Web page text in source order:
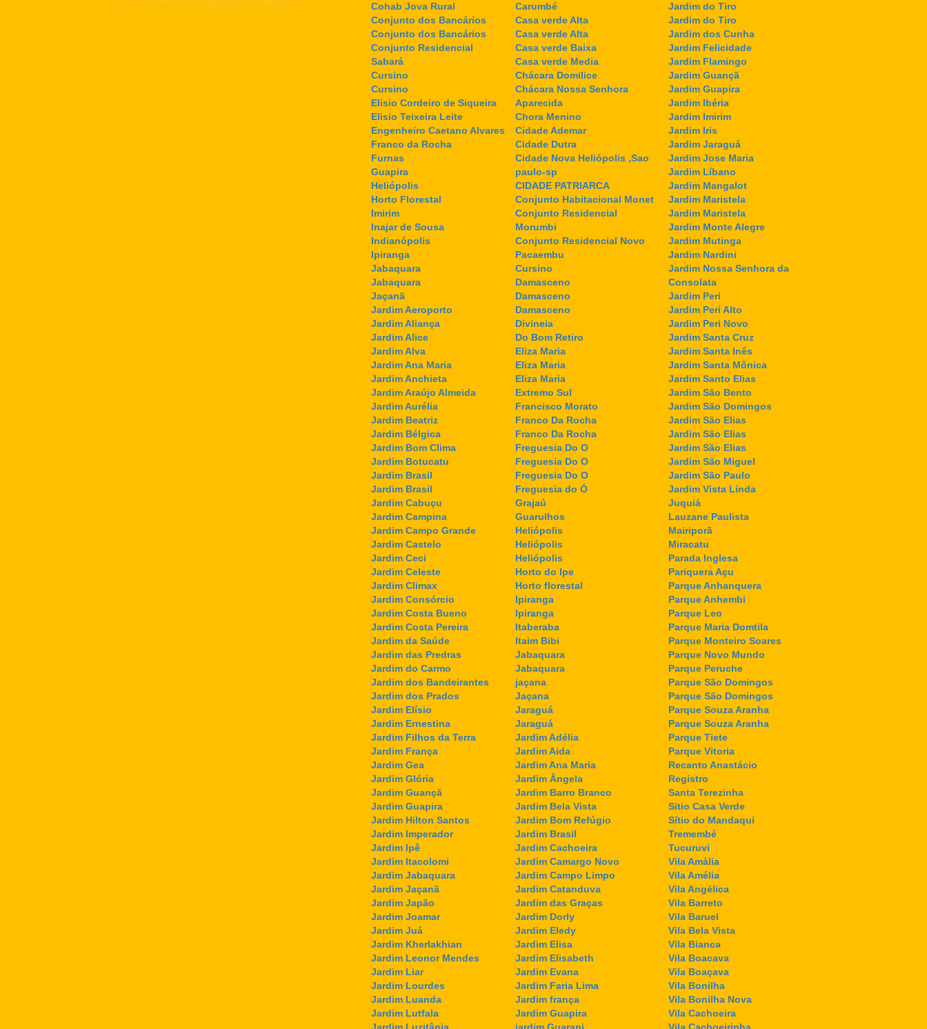
Cohab Jova Rural
Conjunto dos Bancários
Conjunto dos Bancários
Conjunto Residencial
Sabará
Cursino
Cursino
Elisio Cordeiro de Siqueira
Elisio Teixeira Leite
Engenheiro Caetano Alvares
Franco da Rocha
Furnas
Guapira
Heliópolis
Horto Florestal
Imirim
Inajar de Sousa
Indianópolis
Ipiranga
Jabaquara
Jabaquara
Jaçanã
Jardim Aeroporto
Jardim Aliança
Jardim Alice
Jardim Alva
Jardim Ana Maria
Jardim Anchieta
Jardim Araújo Almeida
Jardim Aurélia
Jardim Beatriz
Jardim Bélgica
Jardim Bom Clima
Jardim Botucatu
Jardim Brasil
Jardim Brasil
Jardim Cabuçu
Jardim Campina
Jardim Campo Grande
Jardim Castelo
Jardim Ceci
Jardim Celeste
Jardim Climax
Jardim Consórcio
Jardim Costa Bueno
Jardim Costa Pereira
Jardim da Saúde
Jardim das Predras
Jardim do Carmo
Jardim dos Bandeirantes
Jardim dos Prados
Jardim Elísio
Jardim Ernestina
Jardim Filhos da Terra
Jardim França
Jardim Gea
Jardim Glória
Jardim Guançã
Jardim Guapira
Jardim Hilton Santos
Jardim Imperador
Jardim Ipê
Jardim Itacolomi
Jardim Jabaquara
Jardim Jaçanã
Jardim Japão
Jardim Joamar
Jardim Juá
Jardim Kherlakhian
Jardim Leonor Mendes
Jardim Liar
Jardim Lourdes
Jardim Luanda
Jardim Lutfala
Carumbé
Casa verde Alta
Casa verde Alta
Casa verde Baixa
Casa verde Media
Chácara Domilice
Chácara Nossa Senhora
Aparecida
Chora Menino
Cidade Ademar
Cidade Dutra
Cidade Nova Heliópolis ,Sao
paulo-sp
CIDADE PATRIARCA
Conjunto Habitacional Monet
Conjunto Residencial
Morumbi
Conjunto Residencial Novo
Pacaembu
Cursino
Damasceno
Damasceno
Damasceno
Divineia
Do Bom Retiro
Eliza Maria
Eliza Maria
Eliza Maria
Extremo Sul
Francisco Morato
Franco Da Rocha
Franco Da Rocha
Freguesia Do O
Freguesia Do O
Freguesia Do O
Freguesia do Ó
Grajaú
Guarulhos
Heliópolis
Heliópolis
Heliópolis
Horto do Ipe
Horto florestal
Ipiranga
Ipiranga
Itaberaba
Itaim Bibi
Jabaquara
Jabaquara
jaçana
Jaçana
Jaraguá
Jaraguá
Jardim Adélia
Jardim Aida
Jardim Ana Maria
Jardim Ângela
Jardim Barro Branco
Jardim Bela Vista
Jardim Bom Refúgio
Jardim Brasil
Jardim Cachoeira
Jardim Camargo Novo
Jardim Campo Limpo
Jardim Catanduva
Jardim das Graças
Jardim Dorly
Jardim Eledy
Jardim Elisa
Jardim Elisabeth
Jardim Evana
Jardim Faria Lima
Jardim frança
Jardim Guapira
Jardim do Tiro
Jardim do Tiro
Jardim dos Cunha
Jardim Felicidade
Jardim Flamingo
Jardim Guançã
Jardim Guapira
Jardim Ibéria
Jardim Imirim
Jardim Iris
Jardim Jaraguá
Jardim Jose Maria
Jardim Líbano
Jardim Mangalot
Jardim Maristela
Jardim Maristela
Jardim Monte Alegre
Jardim Mutinga
Jardim Nardini
Jardim Nossa Senhora da
Consolata
Jardim Peri
Jardim Peri Alto
Jardim Peri Novo
Jardim Santa Cruz
Jardim Santa Inês
Jardim Santa Mônica
Jardim Santo Elias
Jardim São Bento
Jardim São Domingos
Jardim São Elias
Jardim São Elias
Jardim São Elias
Jardim São Miguel
Jardim São Paulo
Jardim Vista Linda
Juquiá
Lauzane Paulista
Mairiporã
Miracatu
Parada Inglesa
Pariquera Açu
Parque Anhanquera
Parque Anhembi
Parque Leo
Parque Maria Domtila
Parque Monteiro Soares
Parque Novo Mundo
Parque Peruche
Parque São Domingos
Parque São Domingos
Parque Souza Aranha
Parque Souza Aranha
Parque Tiete
Parque Vitoria
Recanto Anastácio
Registro
Santa Terezinha
Sitio Casa Verde
Sítio do Mandaqui
Tremembé
Tucuruvi
Vila Amália
Vila Amélia
Vila Angélica
Vila Barreto
Vila Baruel
Vila Bela Vista
Vila Bianca
Vila Boacava
Vila Boaçava
Vila Bonilha
Vila Bonilha Nova
Vila Cachoeira